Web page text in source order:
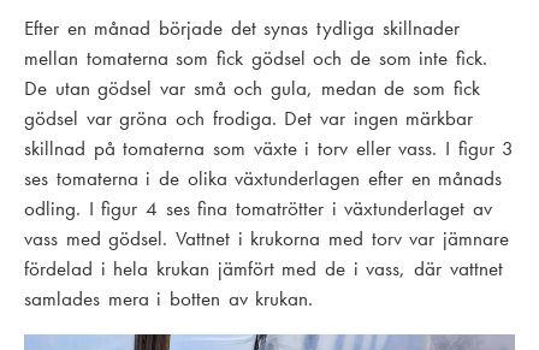
Efter en månad började det synas tydliga skillnader
mellan tomaterna som fick gödsel och de som inte fick.
De utan gödsel var små och gula, medan de som fick
gödsel var gröna och frodiga. Det var ingen märkbar
skillnad på tomaterna som växte i torv eller vass. I figur 3
ses tomaterna i de olika växtunderlagen efter en månads
odling. I figur 4 ses fina tomatrötter i växtunderlaget av
vass med gödsel. Vattnet i krukorna med torv var jämnare
fördelad i hela krukan jämfört med de i vass, där vattnet
samlades mera i botten av krukan.